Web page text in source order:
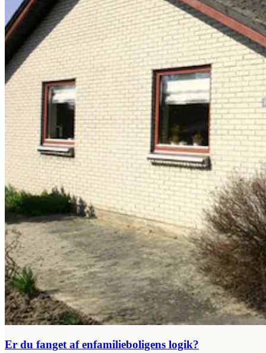
Er du fanget af enfamilieboligens logik?